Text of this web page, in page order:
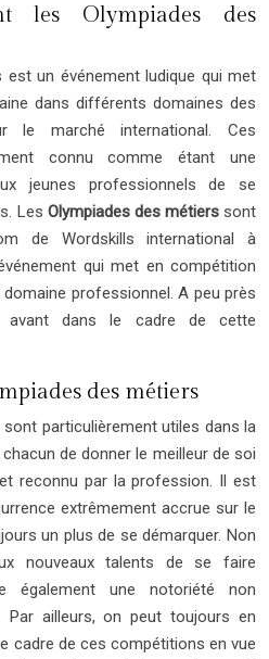
les Olympiades des
est un événement ludique qui met
dans différents domaines des
le marché international. Ces
connu comme étant une
jeunes professionnels de se
Les Olympiades des métierssont
de Wordskills international à
qui met en compétition
professionnel. A peu près
dans le cadre de cette
des métiers
sont particulièrement utiles dans la
de donner le meilleur de soi
reconnu par la profession. Il est
extrêmement accrue sur le
un plus de se démarquer. Non
nouveaux talents de se faire
également une notoriété non
Par ailleurs, on peut toujours en
cadre de ces compétitions en vue